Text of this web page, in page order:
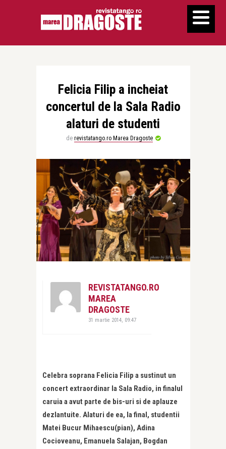
Felicia Filip a incheiat
concertul de la Sala Radio
alaturi de studenti
de revistatango.ro Marea Dragoste
REVISTATANGO.RO
MAREA
DRAGOSTE
31 martie 2014, 09:47
Celebra soprana Felicia Filip a sustinut un
concert extraordinar la Sala Radio, in finalul
caruia a avut parte de bis-uri si de aplauze
dezlantuite. Alaturi de ea, la final, studentii
Matei Bucur Mihaescu(pian), Adina
Cocioveanu, Emanuela Salajan, Bogdan